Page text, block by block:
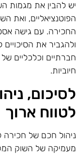
להבין את מגמות
ואת
עם גישה
את
וכלכליים של
ארוך
חכם של חכירה
של השוק